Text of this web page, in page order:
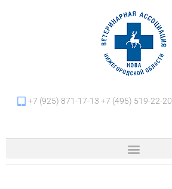
+7 (925) 871-17-13 +7 (495) 519-22-20